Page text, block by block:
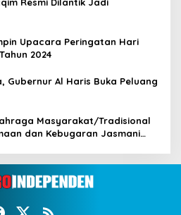
Upacara Peringatan Hari
2024
Gubernur Al Haris Buka Peluang
Masyarakat/Tradisional
dan Kebugaran Jasmani